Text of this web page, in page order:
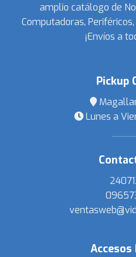
amplio catálogo de
Computadoras,
¡Envíos a
Pickup
Lunes a
Accesos